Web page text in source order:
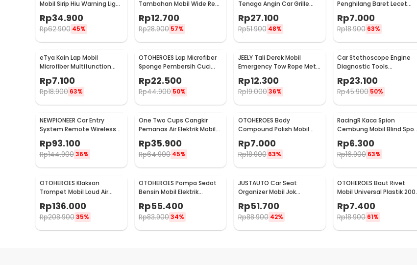
Mobil Sirip Hiu Warning Light
Solar Energy 8 LED - FZWJSD
Rp34.900
Rp62.900 45%
Tambahan Mobil Wide Rear
080
Rp12.700
Rp28.900 57%
Tenaga Angin Car Grille
XY044
Rp27.100
Rp51.900 48%
Penghilang Baret Lecet
Rp7.000
Rp18.900 63%
eTya Kain Lap Mobil
Microfiber Multifunction
H-10
Rp7.100
Rp18.900 63%
OTOHEROES Lap Microfiber
Sponge Pembersih Cuci
Rp22.500
Rp44.900 50%
JEELY Tali Derek Mobil
Emergency Tow Rope Metal
Buckle U-Type 2.7M - JL30
Rp12.300
Rp19.000 36%
Car Stethoscope Engine
Diagnostic Tools
Stetoskop Mesin Mobil -
W80582
Rp23.100
Rp45.900 50%
NEWPIONEER Car Entry
System Remote Wireless
12V Door Lock Mobil - CK18
Rp93.100
Rp144.900 36%
One Two Cups Cangkir
Pemanas Air Elektrik Mobil
Travel Mug 450ml - NJ88
Rp35.900
Rp64.900 45%
OTOHEROES Body
Compound Polish Mobil
with Spons - YYC-508
Rp7.000
Rp18.900 63%
RacingR Kaca Spion
Cembung Mobil Blind Spot
Wide Angle 50mm 2 Pcs -
J0027
Rp6.300
Rp16.900 63%
OTOHEROES Klakson
Trompet Mobil Loud Air
Horn 150dB 12V - JD4001
Rp136.000
Rp208.900 35%
OTOHEROES Pompa Sedot
Bensin Mobil Elektrik
12V - CT-14
Rp55.400
Rp83.90034%
JUSTAUTO Car Seat
Organizer Mobil Jok
Barang Tisu - Z-354
Rp51.700
Rp88.900 42%
OTOHEROES Baut Rivet
Mobil Universal Plastik 200
Rp7.400
Rp18.900 61%